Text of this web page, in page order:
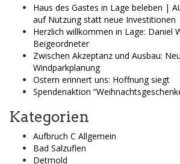
Haus des Gastes in Lage beleben |
auf Nutzung statt neue Investitionen
Herzlich willkommen in Lage: Daniel
Beigeordneter
Zwischen Akzeptanz und Ausbau:
Windparkplanung
Ostern erinnert uns: Hoffnung siegt
Spendenaktion
Kategorien
Aufbruch C Allgemein
Bad Salzuflen
Detmold